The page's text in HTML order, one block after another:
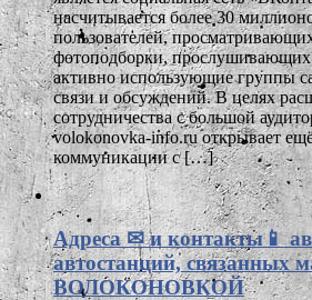
насчитывается более 30
пользователей,
фотоподборки,
активно использующие группы
связи и обсуждений. В целях
сотрудничества с большой
volokonovka-info.ru открывает
коммуникации с […]
Адреса ✉ и контакты📱
автостанций, связанных
ВОЛОКОНОВКОЙ